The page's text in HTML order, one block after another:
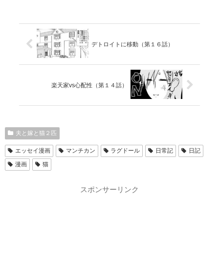
デトロイトに移動（第１６話）
楽天家vs心配性（第１４話）
夫と嫁と猫２匹
エッセイ漫画 マンチカン ラグドール 日常記
日記
漫画
猫
スポンサーリンク